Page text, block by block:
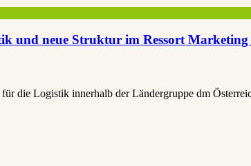
und neue Struktur im Ressort
die Logistik innerhalb der Ländergruppe dm